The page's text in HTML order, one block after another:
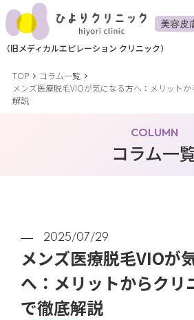
美容皮
（旧メディカルエピレーション クリニック）
TOP
コラム一覧
メンズ医療脱毛VIOが気になる方へ：メリット
解説
COLUMN
コラム一
2025/07/29
メンズ医療脱毛VIOが
へ：メリットからクリ
で徹底解説